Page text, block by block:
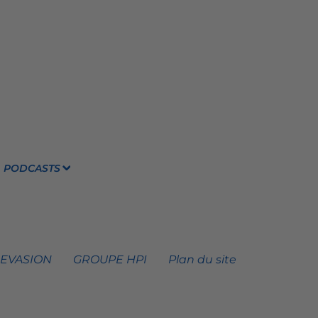
PODCASTS
GROUPE HPI Plan du site